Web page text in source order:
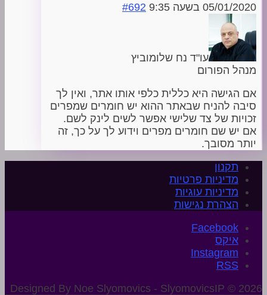
05/01/2020 בשעה 9:35 #692
עו"ד נח שלומוביץ
מנהל הפורום
אם הגישה היא כללית כלפי אותו אתר, ואין לך
סיבה להניח שבאתר ההוא יש חומרים שמפרים
זכויות של צד שלישי אפשר לשים לינק לשם.
אם יש שם חומרים מפרים וידוע לך על כך, זה
יותר מסובך.
תקנון
מדיניות פרטיות
מדיניות עוגיות
הצהרת נגישות
איקס
Instagram
Designed By Noe Slyomovics - SlyomovicsIP © 2026